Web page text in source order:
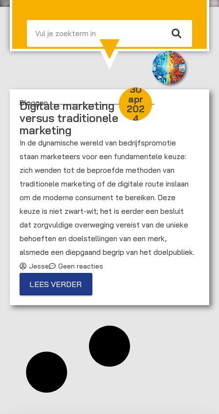
Bloggen
30
apr
202
4
Digitale marketing
versus traditionele
marketing
In de dynamische wereld van bedrijfspromotie
staan marketeers voor een fundamentele keuze:
zich wenden tot de beproefde methoden van
traditionele marketing of de digitale route inslaan
om de moderne consument te bereiken. Deze
keuze is niet zwart-wit; het is eerder een besluit
dat zorgvuldige overweging vereist van de unieke
behoeften en doelstellingen van een merk,
alsmede een diepgaand begrip van het doelpubliek.
Jesse Geen reacties
LEES VERDER